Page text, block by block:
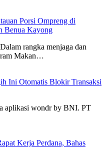
Porsi Ompreng di
Benua Kayong
rangka menjaga dan
Makan…
Ini Otomatis Blokir Transaksi
aplikasi wondr by BNI. PT
Kerja Perdana, Bahas